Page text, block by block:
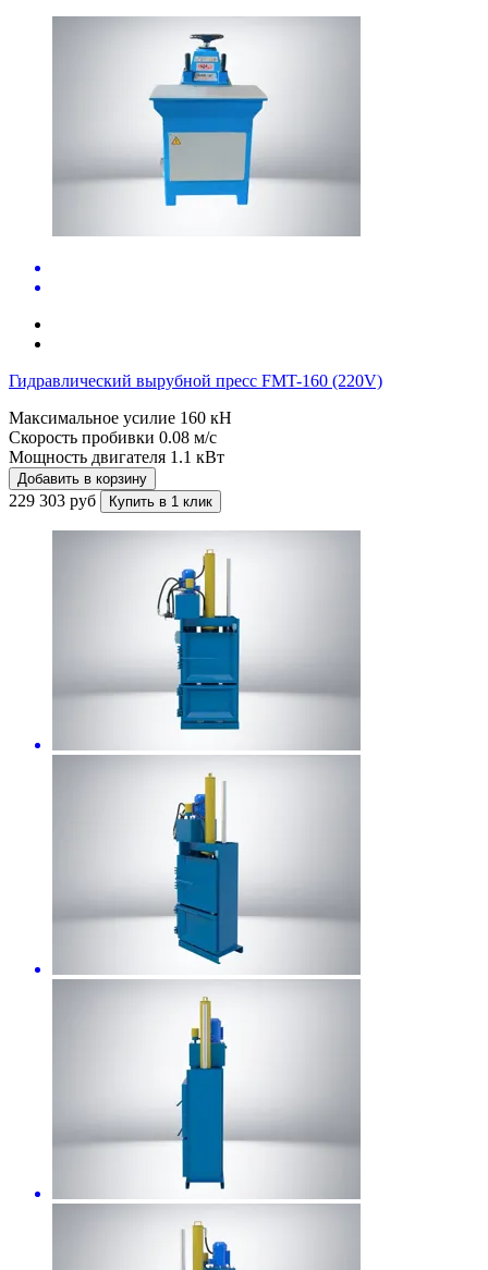
Гидравлический вырубной пресс FMT-160 (220V)
Максимальное усилие 160 кН
Скорость пробивки 0.08 м/с
Мощность двигателя 1.1 кВт
Добавить в корзину
229 303 руб Купить в 1 клик